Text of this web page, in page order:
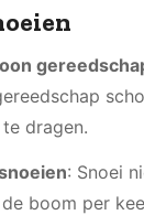
dragen.
: Snoei
boom per